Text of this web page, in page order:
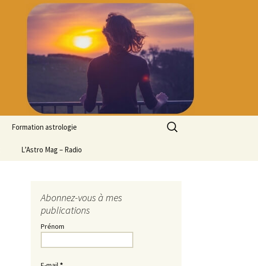
Formation astrologie
Initiation à l’ASTROLOGIE
Stage découverte
Formation en ligne
Astrologie
L’Astro Mag – Radio
Rechercher :
Abonnez-vous à mes
publications
Prénom